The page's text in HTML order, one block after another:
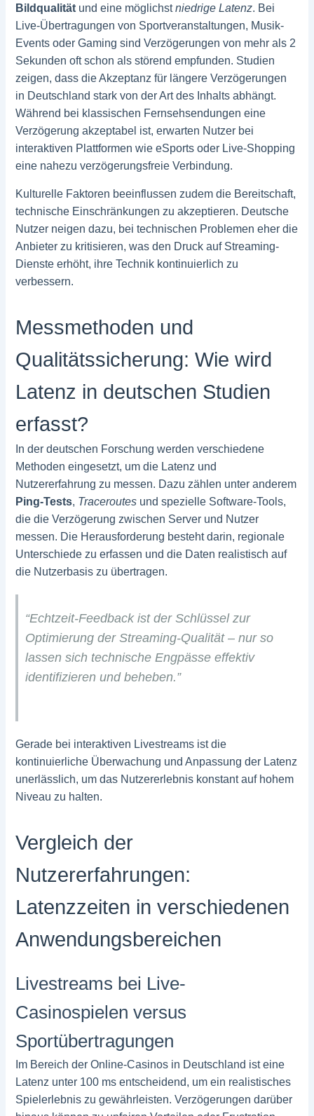
Bildqualität und eine möglichstniedrige Latenz. Bei
Live-Übertragungen von Sportveranstaltungen, Musik-
Events oder Gaming sind Verzögerungen von mehr als 2
Sekunden oft schon als störend empfunden. Studien
zeigen, dass die Akzeptanz für längere Verzögerungen
in Deutschland stark von der Art des Inhalts abhängt.
Während bei klassischen Fernsehsendungen eine
Verzögerung akzeptabel ist, erwarten Nutzer bei
interaktiven Plattformen wie eSports oder Live-Shopping
eine nahezu verzögerungsfreie Verbindung.
Kulturelle Faktoren beeinflussen zudem die Bereitschaft,
technische Einschränkungen zu akzeptieren. Deutsche
Nutzer neigen dazu, bei technischen Problemen eher die
Anbieter zu kritisieren, was den Druck auf Streaming-
Dienste erhöht, ihre Technik kontinuierlich zu
verbessern.
Messmethoden und
Qualitätssicherung: Wie wird
Latenz in deutschen Studien
erfasst?
In der deutschen Forschung werden verschiedene
Methoden eingesetzt, um die Latenz und
Nutzererfahrung zu messen. Dazu zählen unter anderem
Ping-Tests, Traceroutes und spezielle Software-Tools,
die die Verzögerung zwischen Server und Nutzer
messen. Die Herausforderung besteht darin, regionale
Unterschiede zu erfassen und die Daten realistisch auf
die Nutzerbasis zu übertragen.
“Echtzeit-Feedback ist der Schlüssel zur
Optimierung der Streaming-Qualität – nur so
lassen sich technische Engpässe effektiv
identifizieren und beheben.”
Gerade bei interaktiven Livestreams ist die
kontinuierliche Überwachung und Anpassung der Latenz
unerlässlich, um das Nutzererlebnis konstant auf hohem
Niveau zu halten.
Vergleich der
Nutzererfahrungen:
Latenzzeiten in verschiedenen
Anwendungsbereichen
Livestreams bei Live-
Casinospielen versus
Sportübertragungen
Im Bereich der Online-Casinos in Deutschland ist eine
Latenz unter 100 ms entscheidend, um ein realistisches
Spielerlebnis zu gewährleisten. Verzögerungen darüber